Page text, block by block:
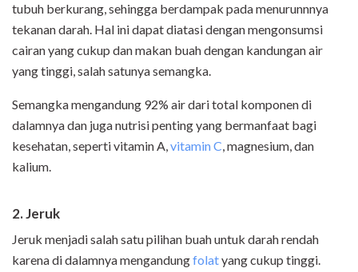
tubuh berkurang, sehingga berdampak pada menurunnnya
tekanan darah. Hal ini dapat diatasi dengan mengonsumsi
cairan yang cukup dan makan buah dengan kandungan air
yang tinggi, salah satunya semangka.
Semangka mengandung 92% air dari total komponen di
dalamnya dan juga nutrisi penting yang bermanfaat bagi
kesehatan, seperti vitamin A,vitamin C, magnesium, dan
kalium.
2. Jeruk
Jeruk menjadi salah satu pilihan buah untuk darah rendah
karena di dalamnya mengandungfolatyang cukup tinggi.